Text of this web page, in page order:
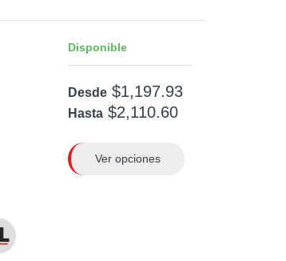
Disponible
Desde $1,197.93
Hasta $2,110.60
Ver opciones